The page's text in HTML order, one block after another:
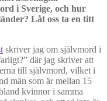
i Sverige, och hur
Låt oss ta en titt
skriver jag om självmord i
där jag skriver att
till självmord, vilket i
män som är mellan 15
kvinnor i samma